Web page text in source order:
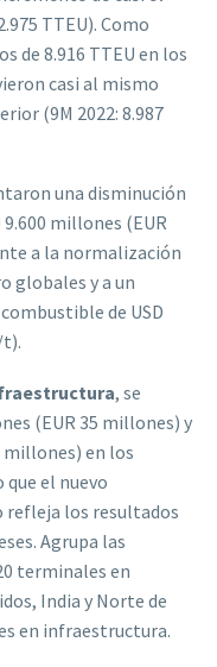
TTEU). Como
de 8.916 TTEU en los
casi al mismo
(9M 2022: 8.987
una disminución
millones (EUR
a la normalización
globales y a un
de USD
t).
, se
(EUR 35 millones) y
millones) en los
que el nuevo
refleja los resultados
Agrupa las
terminales en
India y Norte de
en infraestructura.